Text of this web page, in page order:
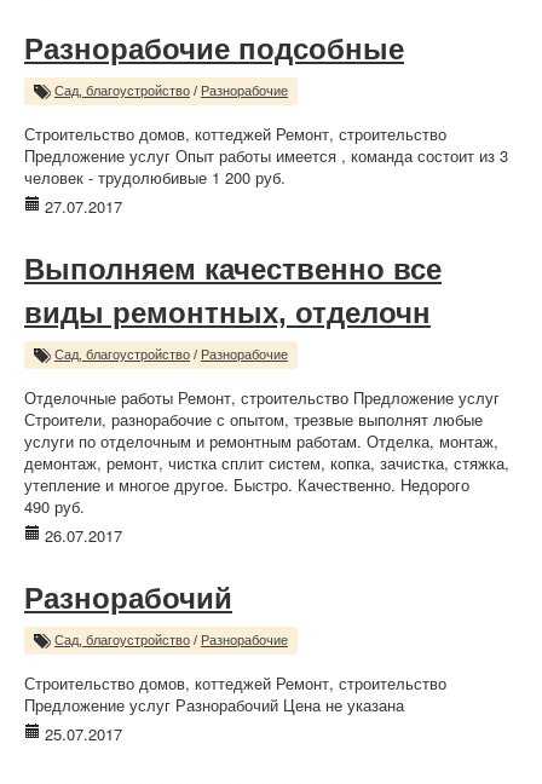
Разнорабочие подсобные
Сад, благоустройство / Разнорабочие
Строительство домов, коттеджей Ремонт, строительство
Предложение услуг Опыт работы имеется , команда состоит из 3
человек - трудолюбивые 1 200 руб.
27.07.2017
Выполняем качественно все
виды ремонтных, отделочн
Сад, благоустройство / Разнорабочие
Отделочные работы Ремонт, строительство Предложение услуг
Строители, разнорабочие с опытом, трезвые выполнят любые
услуги по отделочным и ремонтным работам. Отделка, монтаж,
демонтаж, ремонт, чистка сплит систем, копка, зачистка, стяжка,
утепление и многое другое. Быстро. Качественно. Недорого
490 руб.
26.07.2017
Разнорабочий
Сад, благоустройство / Разнорабочие
Строительство домов, коттеджей Ремонт, строительство
Предложение услуг Разнорабочий Цена не указана
25.07.2017